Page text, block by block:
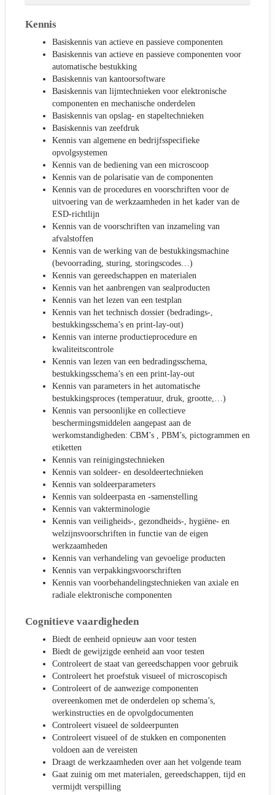
Kennis
Basiskennis van actieve en passieve componenten
Basiskennis van actieve en passieve componenten voor
automatische bestukking
Basiskennis van kantoorsoftware
Basiskennis van lijmtechnieken voor elektronische
componenten en mechanische onderdelen
Basiskennis van opslag- en stapeltechnieken
Basiskennis van zeefdruk
Kennis van algemene en bedrijfsspecifieke
opvolgsystemen
Kennis van de bediening van een microscoop
Kennis van de polarisatie van de componenten
Kennis van de procedures en voorschriften voor de
uitvoering van de werkzaamheden in het kader van de
ESD-richtlijn
Kennis van de voorschriften van inzameling van
afvalstoffen
Kennis van de werking van de bestukkingsmachine
(bevoorrading, sturing, storingscodes…)
Kennis van gereedschappen en materialen
Kennis van het aanbrengen van sealproducten
Kennis van het lezen van een testplan
Kennis van het technisch dossier (bedradings-,
bestukkingsschema’s en print-lay-out)
Kennis van interne productieprocedure en
kwaliteitscontrole
Kennis van lezen van een bedradingsschema,
bestukkingsschema’s en een print-lay-out
Kennis van parameters in het automatische
bestukkingsproces (temperatuur, druk, grootte,…)
Kennis van persoonlijke en collectieve
beschermingsmiddelen aangepast aan de
werkomstandigheden: CBM’s , PBM’s, pictogrammen en
etiketten
Kennis van reinigingstechnieken
Kennis van soldeer- en desoldeertechnieken
Kennis van soldeerparameters
Kennis van soldeerpasta en -samenstelling
Kennis van vakterminologie
Kennis van veiligheids-, gezondheids-, hygiëne- en
welzijnsvoorschriften in functie van de eigen
werkzaamheden
Kennis van verhandeling van gevoelige producten
Kennis van verpakkingsvoorschriften
Kennis van voorbehandelingstechnieken van axiale en
radiale elektronische componenten
Cognitieve vaardigheden
Biedt de eenheid opnieuw aan voor testen
Biedt de gewijzigde eenheid aan voor testen
Controleert de staat van gereedschappen voor gebruik
Controleert het proefstuk visueel of microscopisch
Controleert of de aanwezige componenten
overeenkomen met de onderdelen op schema’s,
werkinstructies en de opvolgdocumenten
Controleert visueel de soldeerpunten
Controleert visueel of de stukken en componenten
voldoen aan de vereisten
Draagt de werkzaamheden over aan het volgende team
Gaat zuinig om met materialen, gereedschappen, tijd en
vermijdt verspilling